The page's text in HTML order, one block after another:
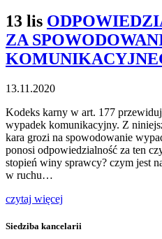
13 lis
ZA
13.11.2020
Kodeks karny w art. 177
wypadek komunikacyjny. Z
kara grozi na spowodowanie
ponosi odpowiedzialność za ten
stopień winy sprawcy? czym jest
w ruchu…
czytaj więcej
Siedziba kancelarii